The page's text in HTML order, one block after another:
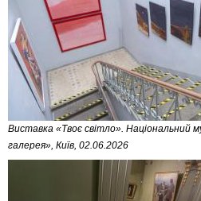
Виставка «Твоє світло». Національний
галерея», Київ, 02.06.2026